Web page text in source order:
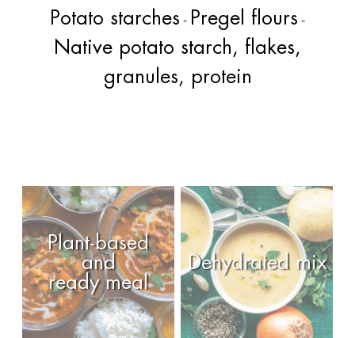
Potato starches - Pregel flours -
Native potato starch, flakes,
granules, protein
Plant-based
and
ready meal
Dehydrated mix